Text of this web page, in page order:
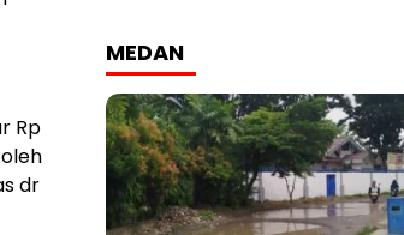
Rp
dr
MEDAN